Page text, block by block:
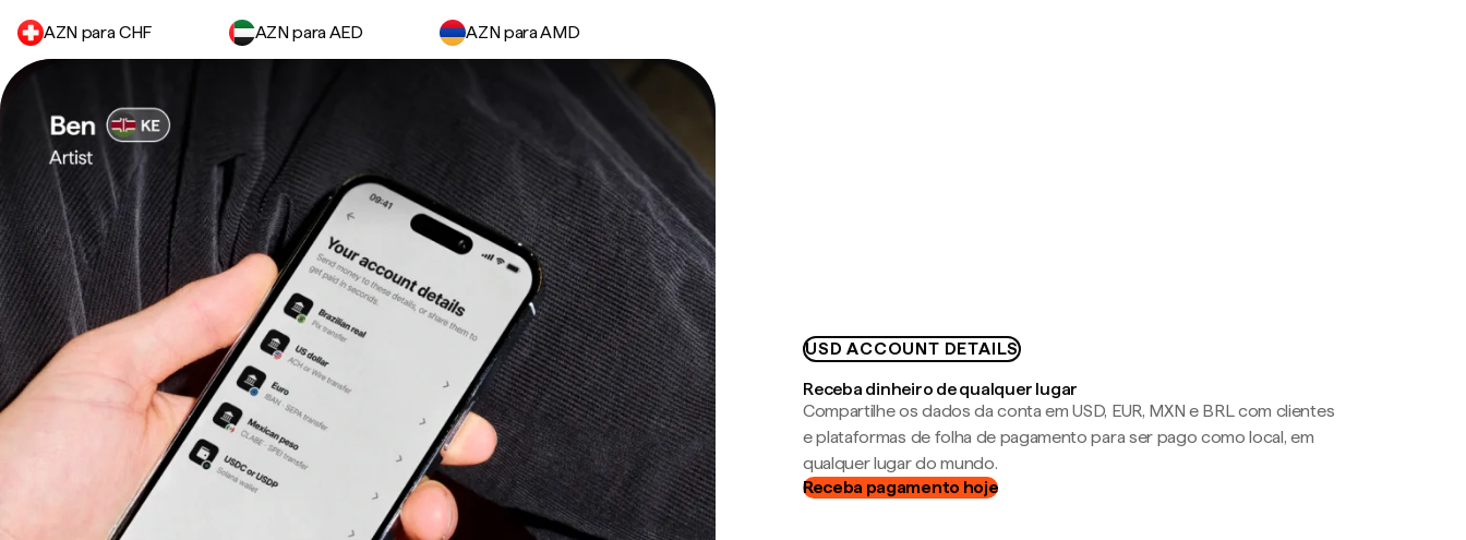
AZN para CHF AZN para AED AZN para AMD
USD ACCOUNT DETAILS
Receba dinheiro de qualquer lugar
Compartilhe os dados da conta em USD, EUR, MXN e BRL com clientes
e plataformas de folha de pagamento para ser pago como local, em
qualquer lugar do mundo.
Receba pagamento hoje